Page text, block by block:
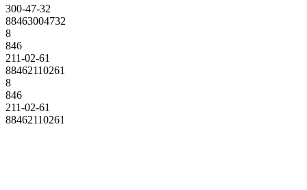
300-47-32
88463004732
8
846
211-02-61
88462110261
8
846
211-02-61
88462110261